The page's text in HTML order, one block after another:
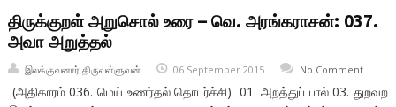
திருக்குறள் அறுசொல் உரை – வெ. அரங்கராசன்: 037.
அவா அறுத்தல்
இலக்குவனார் திருவள்ளுவன் 06 September 2015 No Comment
(அதிகாரம் 036. மெய் உணர்தல் தொடர்ச்சி) 01. அறத்துப் பால் 03. துறவற